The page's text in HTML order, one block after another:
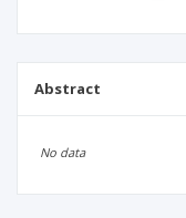
Abstract
No data